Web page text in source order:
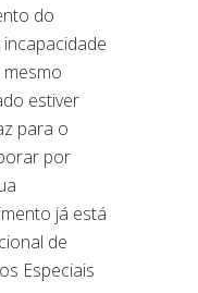
do
estiver
para o
por
já está
de
Especiais